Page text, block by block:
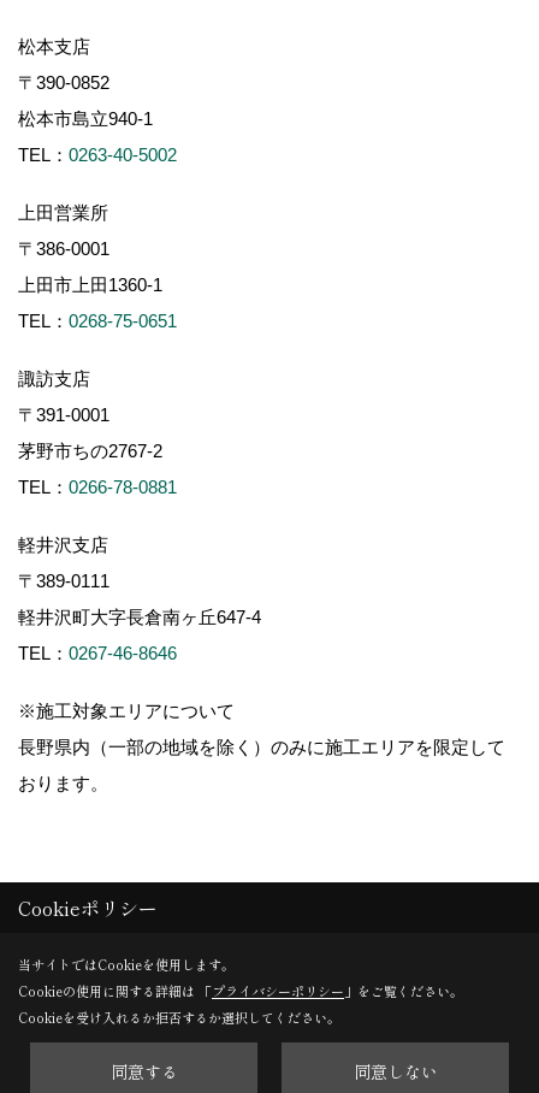
松本支店
〒390-0852
松本市島立940-1
TEL： 0263-40-5002
上田営業所
〒386-0001
上田市上田1360-1
TEL： 0268-75-0651
諏訪支店
〒391-0001
茅野市ちの2767-2
TEL： 0266-78-0881
軽井沢支店
〒389-0111
軽井沢町大字長倉南ヶ丘647-4
TEL： 0267-46-8646
※施工対象エリアについて
長野県内（一部の地域を除く）のみに施工エリアを限定して
おります。
Copyright (c) ForestCorporation. All Rights Reserved.
Cookieポリシー
当サイトではCookieを使用します。
Cookieの使用に関する詳細は 「プライバシーポリシー 」をご覧ください。
Cookieを受け入れるか拒否するか選択してください。
同意する 同意しない